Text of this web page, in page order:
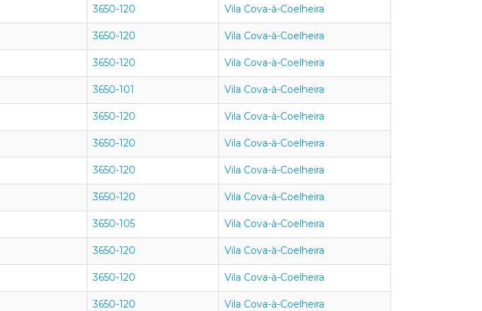
3650-120 Vila Cova-à-Coelheira
3650-120 Vila Cova-à-Coelheira
3650-120 Vila Cova-à-Coelheira
3650-101 Vila Cova-à-Coelheira
3650-120 Vila Cova-à-Coelheira
3650-120 Vila Cova-à-Coelheira
3650-120 Vila Cova-à-Coelheira
3650-120 Vila Cova-à-Coelheira
3650-105 Vila Cova-à-Coelheira
3650-120 Vila Cova-à-Coelheira
3650-120 Vila Cova-à-Coelheira
3650-120 Vila Cova-à-Coelheira